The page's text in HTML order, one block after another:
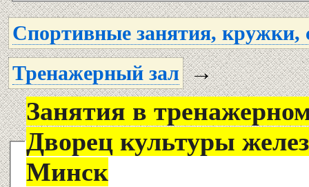
Спортивные занятия, кружки,
Тренажерный зал →
Занятия в
Дворец культуры
Минск